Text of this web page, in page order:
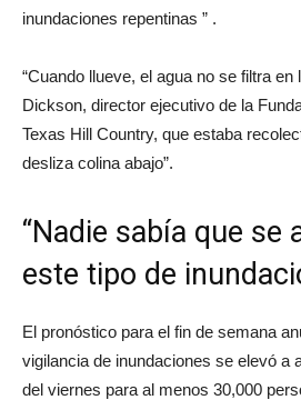
inundaciones repentinas ” .
“Cuando llueve, el agua no se filtra en
Dickson, director ejecutivo de la
Texas Hill Country, que estaba
desliza colina abajo”.
“Nadie sabía que se
este tipo de
El pronóstico para el fin de semana
vigilancia de inundaciones se elevó a
del viernes para al menos 30,000